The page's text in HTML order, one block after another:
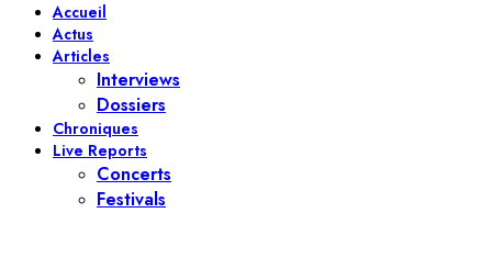
Accueil
Actus
Articles
Interviews
Dossiers
Chroniques
Live Reports
Concerts
Festivals